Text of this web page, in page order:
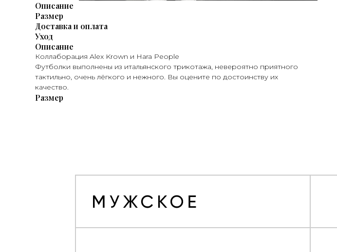
Описание
Размер
Доставка и оплата
Уход
Описание
Коллаборация Alex Krown и Hara People
Футболки выполнены из итальянского трикотажа, невероятно приятного
тактильно, очень лёгкого и нежного. Вы оцените по достоинству их
качество.
Размер